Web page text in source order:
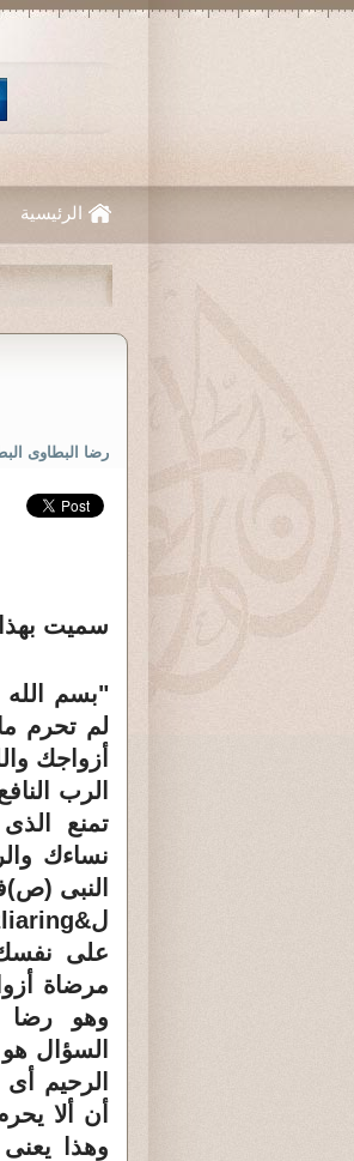
الرئيسية
رضا البطاوى
سميت
"بسم الله
لم تحرم
أزواجك
الرب
تمنع
نساءك
النبى
على نفسك
مرضاة
وهو رضا
السؤال
الرحيم
أن ألا
وهذا